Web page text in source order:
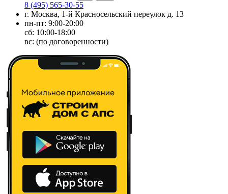
8 (495) 565-30-55
г. Москва, 1-й Красносельский переулок д. 13
пн-пт: 9:00-20:00
сб: 10:00-18:00
вс: (по договоренности)